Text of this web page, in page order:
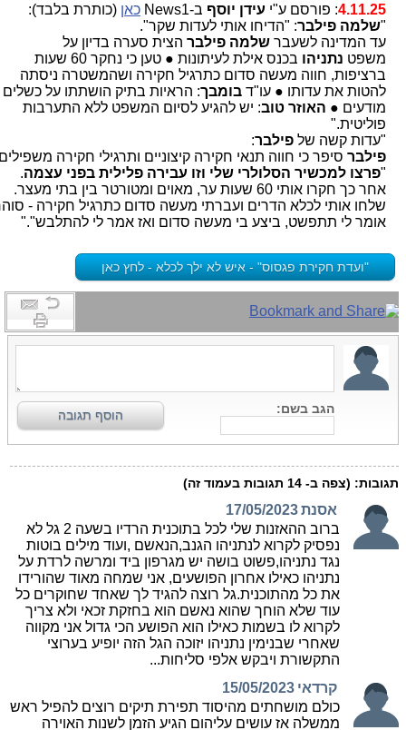
4.11.25: פורסם ע"יעידן יוסףב-News1 כאן(כותרת בלבד):
שלמה פילבר: "הדיחו אותי לעדות שקר".
עד המדינה לשעברשלמה פילברהצית סערה בדיון על
משפטנתניהו
בכנס אילת לעיתונות ● טען כי נחקר 60 שעות
ברציפות, חווה מעשה סדום כתרגיל חקירה ושהמשטרה ניסתה
להטות את עדותו ● עו"דבומבך: הראיות בתיק הושתתו על כשלים
מודעים ●האוזר טוב: יש להגיע לסיום המשפט ללא התערבות
פוליטית."
"עדות קשה שלפילבר:
פילברסיפר כי חווה תנאי חקירה קיצוניים ותרגילי חקירה משפילים:
פרצו למכשיר הסלולרי שלי וזו עבירה פלילית בפני עצמה.
אחר כך חקרו אותי 60 שעות ער, מאוים ומטורטר בין בתי מעצר.
שלחו אותי לכלא הדרים ועברתי מעשה סדום כתרגיל חקירה - סוהר
אומר לי תתפשט, ביצע בי מעשה סדום ואז אמר לי להתלבש"."
"ועדת חקירת פגסוס" - איש לא ילך לכלא - לחץ כאן